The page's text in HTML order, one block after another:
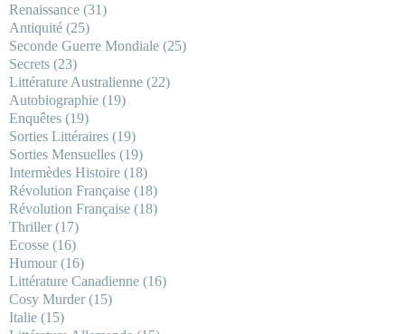
Renaissance (31)
Antiquité (25)
Seconde Guerre Mondiale (25)
Secrets (23)
Littérature Australienne (22)
Autobiographie (19)
Enquêtes (19)
Sorties Littéraires (19)
Sorties Mensuelles (19)
Intermèdes Histoire (18)
Révolution Française (18)
Révolution Française (18)
Thriller(17)
Ecosse (16)
Humour(16)
Littérature Canadienne (16)
Cosy Murder(15)
Italie (15)